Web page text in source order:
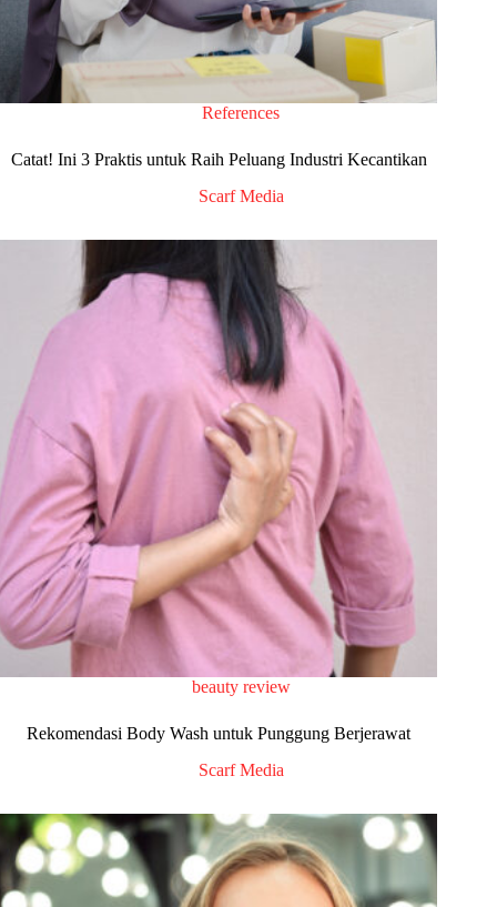
References
Catat! Ini 3 Praktis untuk Raih Peluang Industri Kecantikan
Scarf Media
beauty review
Rekomendasi Body Wash untuk Punggung Berjerawat
Scarf Media